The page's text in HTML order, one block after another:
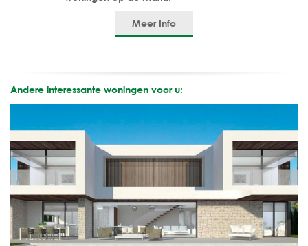
Meer Info
Andere interessante woningen voor u: